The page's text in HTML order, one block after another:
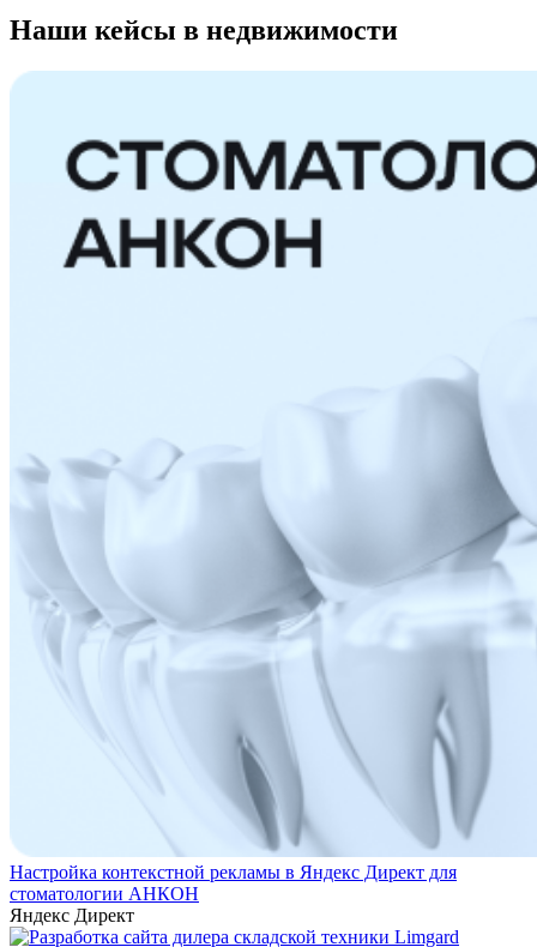
Наши кейсы в недвижимости
Настройка контекстной рекламы в Яндекс Директ для
стоматологии АНКОН
Яндекс Директ